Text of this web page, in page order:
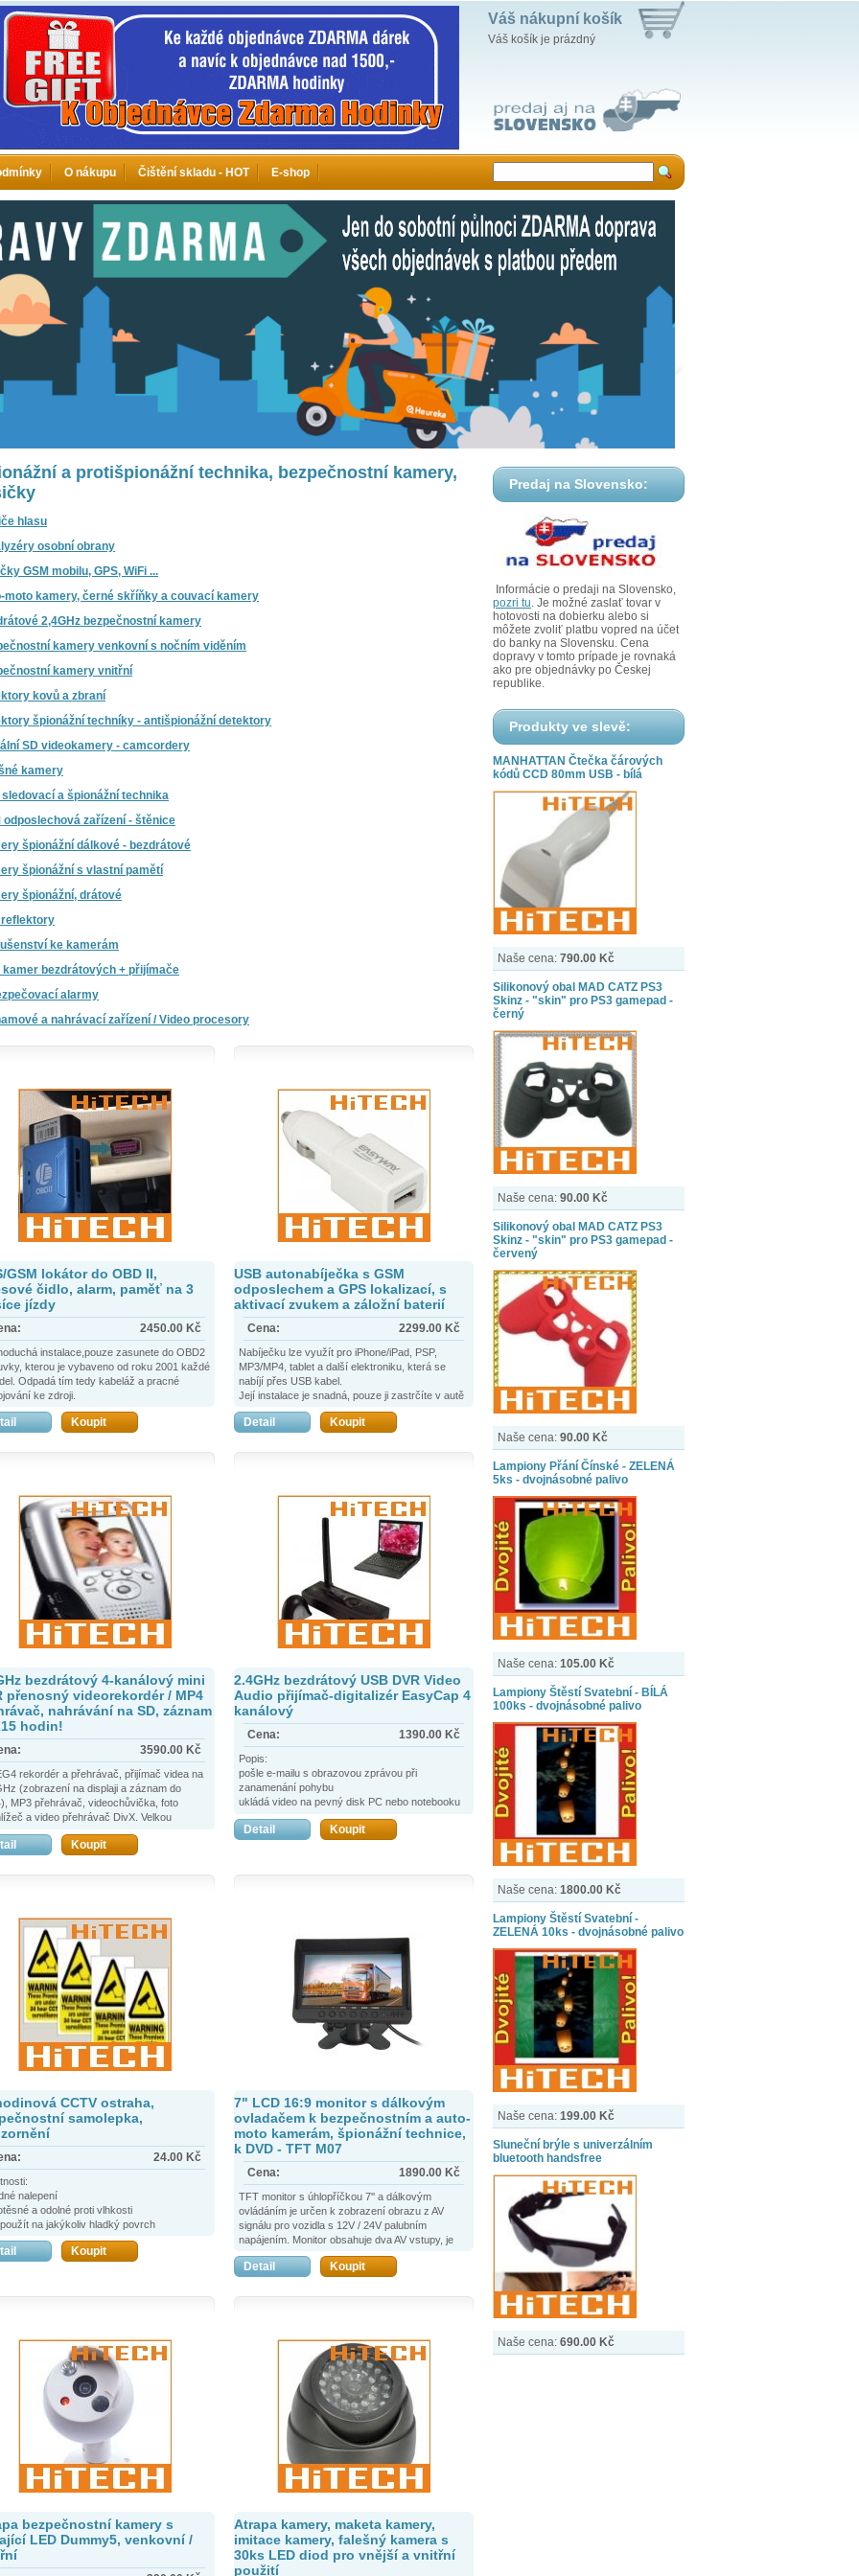
Váš nákupní košík
Váš košík je prázdný
O nákupu Čištění skladu - HOT E-shop
a protišpionážní technika, bezpečnostní kamery,
hlasu
osobní obrany
GSM mobilu, GPS, WiFi ...
moto kamery, černé skříňky a couvací kamery
2,4GHz bezpečnostní kamery
kamery venkovní s nočním viděním
kamery vnitřní
kovů a zbraní
špionážní techníky - antišpionážní detektory
SD videokamery - camcordery
kamery
sledovací a špionážní technika
odposlechová zařízení - štěnice
špionážní dálkové - bezdrátové
špionážní s vlastní pamětí
špionážní, drátové
reflektory
ke kamerám
kamer bezdrátových + přijímače
alarmy
a nahrávací zařízení / Video procesory
GSM lokátor do OBD II,
čidlo, alarm, paměť na 3
jízdy
2450.00 Kč
instalace,pouze zasunete do OBD2
kterou je vybaveno od roku 2001 každé
Odpadá tím tedy kabeláž a pracné
ke zdroji.
také snadno přenášet mezi několika
Koupit
USB autonabíječka s GSM
odposlechem a GPS lokalizací, s
aktivací zvukem a záložní baterií
Cena: 2299.00 Kč
Nabíječku lze využít pro iPhone/iPad, PSP,
MP3/MP4, tablet a další elektroniku, která se
nabíjí přes USB kabel.
Její instalace je snadná, pouze ji zastrčíte v autě
do zapalovače.
Autonabíječka má velmi šikovně a naprosto
nemusíte mít strach, že by ji kdokoli odhalil a
volání při detekci hluku/zvuků ve svém okolí či
určení přesné polohy, kde se právě nachází.
Detail Koupit
bezdrátový 4-kanálový mini
přenosný videorekordér / MP4
nahrávání na SD, záznam
hodin!
3590.00 Kč
rekordér a přehrávač, přijímač videa na
(zobrazení na displaji a záznam do
MP3 přehrávač, videochůvička, foto
a video přehrávač DivX. Velkou
jakýkoli zdroj videosignálu a můžete jej
tak je možné využít AV výstup; připojíte jej
na prezentacích. Vstup i výstup
zvuku je samozřejmostí.
Koupit
2.4GHz bezdrátový USB DVR Video
Audio přijímač-digitalizér EasyCap 4
kanálový
Cena: 1390.00 Kč
Popis:
pošle e-mailu s obrazovou zprávou při
zanamenání pohybu
ukládá video na pevný disk PC nebo notebooku
video filtr na filtrování aktivních a nezapojených
detekce pohybu
Detail Koupit
CCTV ostraha,
samolepka,
24.00 Kč
nalepení
a odolné proti vlhkosti
na jakýkoliv hladký povrch
bezpečnostní nálepky jsou vaší první linii
sledováni
Koupit
7" LCD 16:9 monitor s dálkovým
ovladačem k bezpečnostním a auto-
moto kamerám, špionážní technice,
k DVD - TFT M07
Cena: 1890.00 Kč
TFT monitor s úhlopříčkou 7'' a dálkovým
ovládáním je určen k zobrazení obrazu z AV
signálu pro vozidla s 12V / 24V palubním
napájením. Monitor obsahuje dva AV vstupy, je
vhodný na propojení s parkovací kamerou.
Detail Koupit
bezpečnostní kamery s
LED Dummy5, venkovní /
Atrapa kamery, maketa kamery,
imitace kamery, falešný kamera s
30ks LED diod pro vnější a vnitřní
použití
Predaj na Slovensko:
Informácie o predaji na Slovensko,
pozri tu. Je možné zaslať tovar v
hotovosti na dobierku alebo si
môžete zvoliť platbu vopred na účet
do banky na Slovensku. Cena
dopravy v tomto prípade je rovnaká
ako pre objednávky po Českej
republike.
Produkty ve slevě:
MANHATTAN Čtečka čárových
kódů CCD 80mm USB - bílá
Naše cena: 790.00 Kč
Silikonový obal MAD CATZ PS3
Skinz - "skin" pro PS3 gamepad -
černý
Naše cena: 90.00 Kč
Silikonový obal MAD CATZ PS3
Skinz - "skin" pro PS3 gamepad -
červený
Naše cena: 90.00 Kč
Lampiony Přání Čínské - ZELENÁ
5ks - dvojnásobné palivo
Naše cena: 105.00 Kč
Lampiony Štěstí Svatební - BÍLÁ
100ks - dvojnásobné palivo
Naše cena: 1800.00 Kč
Lampiony Štěstí Svatební -
ZELENÁ 10ks - dvojnásobné palivo
Naše cena: 199.00 Kč
Sluneční brýle s univerzálním
bluetooth handsfree
Naše cena: 690.00 Kč